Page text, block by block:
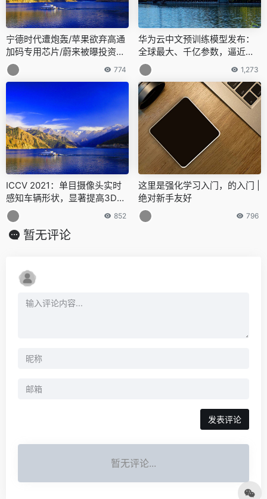
宁德时代遭炮轰/苹果欲弃高通
加码专用芯片/蔚来被曝投资百
万级电动SUV…今日更多新鲜
事在此
774
华为云中文预训练模型发布：
全球最大、千亿参数，逼近人
类神经元
1,273
ICCV 2021：单目摄像头实时
感知车辆形状，显著提高3D目
标检测性能 | 百度出品
852
这里是强化学习入门，的入门 |
绝对新手友好
796
暂无评论
发表评论
暂无评论...